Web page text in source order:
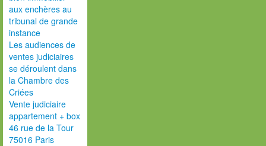
aux enchères au
tribunal de grande
instance
Les audiences de
ventes judiciaires
se déroulent dans
la Chambre des
Criées
Vente judiciaire
appartement + box
46 rue de la Tour
75016 Paris